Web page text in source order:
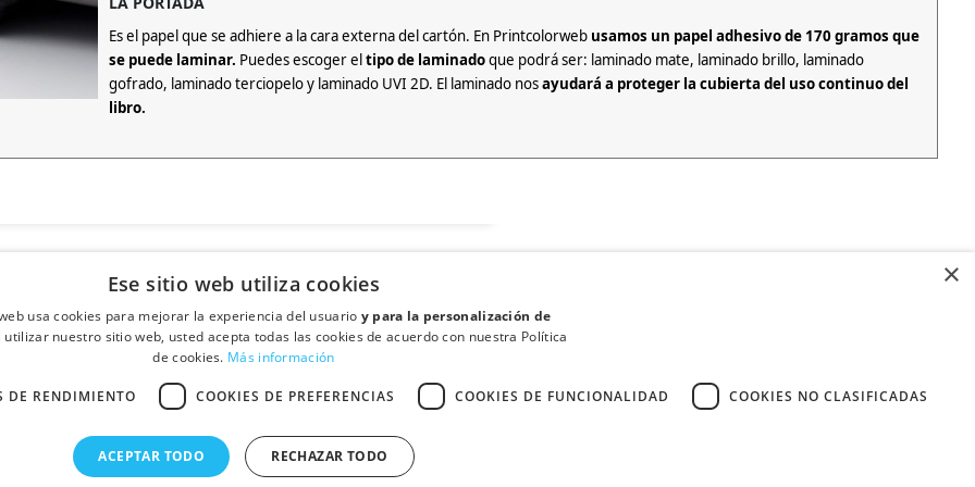
Es el papel que se adhiere a la cara externa del cartón. En Printcolorweb usamos un papel adhesivo de 170 gramos que
se puede laminar. Puedes escoger eltipo de laminadoque podrá ser: laminado mate, laminado brillo, laminado
gofrado, laminado terciopelo y laminado UVI 2D. El laminado nosayudará a proteger la cubierta del uso continuo del
libro.
cuadriculada)de fondo a toda la cubiertadel libro. Al gofrar la cubierta adquiere una
de distinción a la portada de su libro. Conseguirá unacabado perfecto
Perpétua de Mogoda (Barcelona) ·Contactar Condiciones de Venta y Política de Privacidad
© Fullcolor Printcolor S.L.
×
Ese sitio web utiliza cookies
usa cookies para mejorar la experiencia del usuario y para la personalización de
utilizar nuestro sitio web, usted acepta todas las cookies de acuerdo con nuestra Política
de cookies. Más información
DE RENDIMIENTO COOKIES DE PREFERENCIAS COOKIES DE FUNCIONALIDAD COOKIES NO CLASIFICADAS
ACEPTAR TODO RECHAZAR TODO